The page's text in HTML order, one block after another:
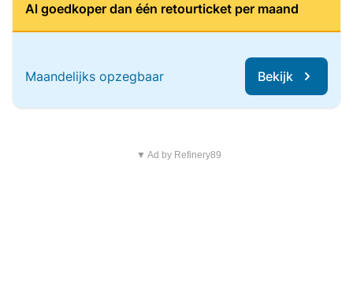
Al goedkoper dan één retourticket per maand
Maandelijks opzegbaar Bekijk
▼ Ad by Refinery89